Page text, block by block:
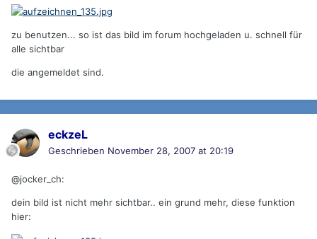
zu benutzen... so ist das bild im forum hochgeladen u. schnell für
alle sichtbar
die angemeldet sind.
eckzeL
Geschrieben November 28, 2007 at 20:19
@jocker_ch:
dein bild ist nicht mehr sichtbar.. ein grund mehr, diese funktion
hier: